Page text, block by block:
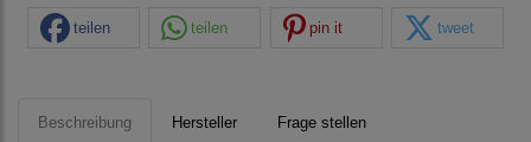
teilen teilen pin it tweet
Beschreibung Hersteller Frage stellen